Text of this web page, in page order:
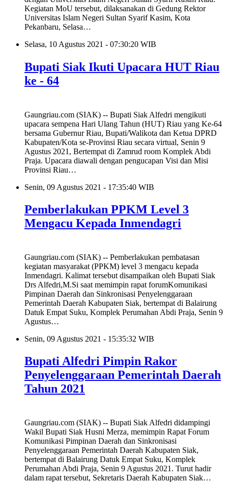
Kegiatan MoU tersebut, dilaksanakan di Gedung Rektor
Universitas Islam Negeri Sultan Syarif Kasim, Kota
Pekanbaru, Selasa…
Selasa, 10 Agustus 2021 - 07:30:20 WIB
Bupati Siak Ikuti Upacara HUT Riau
ke - 64
Gaungriau.com (SIAK) -- Bupati Siak Alfedri mengikuti
upacara sempena Hari Ulang Tahun (HUT) Riau yang Ke-64
bersama Gubernur Riau, Bupati/Walikota dan Ketua DPRD
Kabupaten/Kota se-Provinsi Riau secara virtual, Senin 9
Agustus 2021, Bertempat di Zamrud room Komplek Abdi
Praja. Upacara diawali dengan pengucapan Visi dan Misi
Provinsi Riau…
Senin, 09 Agustus 2021 - 17:35:40 WIB
Pemberlakukan PPKM Level 3
Mengacu Kepada Inmendagri
Gaungriau.com (SIAK) -- Pemberlakukan pembatasan
kegiatan masyarakat (PPKM) level 3 mengacu kepada
Inmendagri. Kalimat tersebut disampaikan oleh Bupati Siak
Drs Alfedri,M.Si saat memimpin rapat forumKomunikasi
Pimpinan Daerah dan Sinkronisasi Penyelenggaraan
Pemerintah Daerah Kabupaten Siak, bertempat di Balairung
Datuk Empat Suku, Komplek Perumahan Abdi Praja, Senin 9
Agustus…
Senin, 09 Agustus 2021 - 15:35:32 WIB
Bupati Alfedri Pimpin Rakor
Penyelenggaraan Pemerintah Daerah
Tahun 2021
Gaungriau.com (SIAK) -- Bupati Siak Alfedri didampingi
Wakil Bupati Siak Husni Merza, memimpin Rapat Forum
Komunikasi Pimpinan Daerah dan Sinkronisasi
Penyelenggaraan Pemerintah Daerah Kabupaten Siak,
bertempat di Balairung Datuk Empat Suku, Komplek
Perumahan Abdi Praja, Senin 9 Agustus 2021. Turut hadir
dalam rapat tersebut, Sekretaris Daerah Kabupaten Siak…